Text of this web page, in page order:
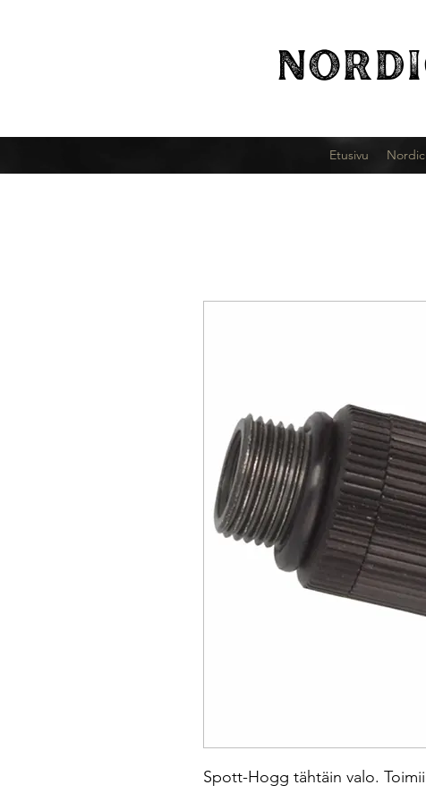
Etusivu
Spott-Hogg tähtäin valo.